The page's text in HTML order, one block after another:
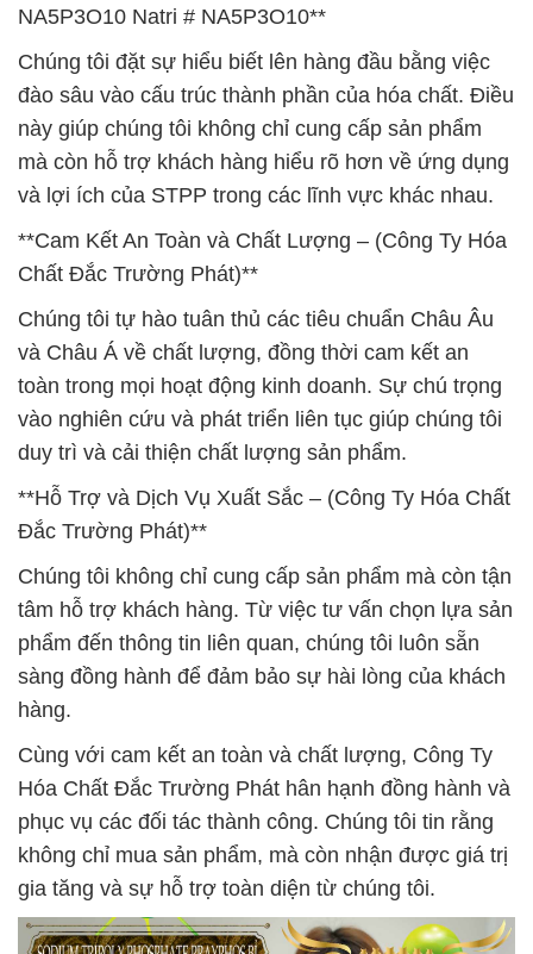
NA5P3O10 Natri # NA5P3O10**
Chúng tôi đặt sự hiểu biết lên hàng đầu bằng việc
đào sâu vào cấu trúc thành phần của hóa chất. Điều
này giúp chúng tôi không chỉ cung cấp sản phẩm
mà còn hỗ trợ khách hàng hiểu rõ hơn về ứng dụng
và lợi ích của STPP trong các lĩnh vực khác nhau.
**Cam Kết An Toàn và Chất Lượng – (Công Ty Hóa
Chất Đắc Trường Phát)**
Chúng tôi tự hào tuân thủ các tiêu chuẩn Châu Âu
và Châu Á về chất lượng, đồng thời cam kết an
toàn trong mọi hoạt động kinh doanh. Sự chú trọng
vào nghiên cứu và phát triển liên tục giúp chúng tôi
duy trì và cải thiện chất lượng sản phẩm.
**Hỗ Trợ và Dịch Vụ Xuất Sắc – (Công Ty Hóa Chất
Đắc Trường Phát)**
Chúng tôi không chỉ cung cấp sản phẩm mà còn tận
tâm hỗ trợ khách hàng. Từ việc tư vấn chọn lựa sản
phẩm đến thông tin liên quan, chúng tôi luôn sẵn
sàng đồng hành để đảm bảo sự hài lòng của khách
hàng.
Cùng với cam kết an toàn và chất lượng, Công Ty
Hóa Chất Đắc Trường Phát hân hạnh đồng hành và
phục vụ các đối tác thành công. Chúng tôi tin rằng
không chỉ mua sản phẩm, mà còn nhận được giá trị
gia tăng và sự hỗ trợ toàn diện từ chúng tôi.